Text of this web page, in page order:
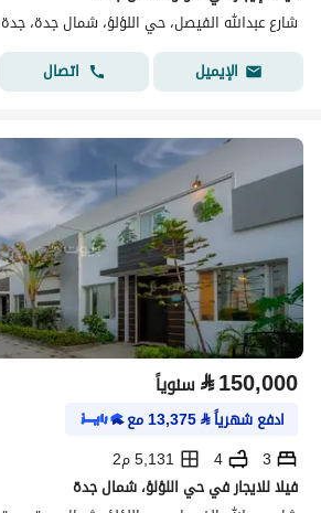
شارع عبدالله الفيصل، حي اللؤلؤ، شمال جدة، جدة
الإيميل
اتصال
⃁150,000 سنوياً
ادفع شهرياً⃁
13,375مع
3
4
5,131 م2
فيلا للايجار في حي اللؤلؤ، شمال جدة